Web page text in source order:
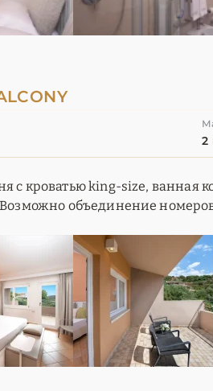
2
с кроватью king-size, ванная
объединение